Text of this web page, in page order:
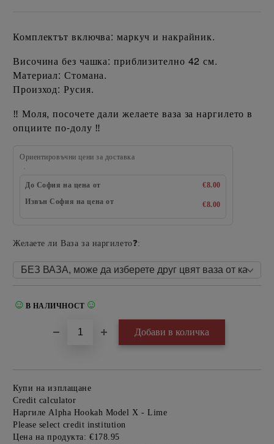
Комплектът включва: маркуч и накрайник.
Височина без чашка: приблизително 42 см.
Материал: Стомана.
Произход: Русия.
‼️ Моля, посочете дали желаете ваза за наргилето в
опциите по-долу ‼️
Ориентировъчни цени за доставка
До София на цена от
€8.00
Извън София на цена от
€8.00
Желаете ли Ваза за наргилето❓:
☺ В НАЛИЧНОСТ ☺
Купи на изплащане
Credit calculator
Наргиле Alpha Hookah Model X - Lime
Please select credit institution
Цена на продукта: €178.95